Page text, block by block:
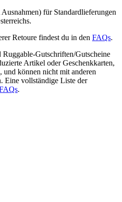
für Standardlieferungen
Retoure findest du in den FAQs.
Gutschriften/Gutscheine
Artikel oder Geschenkkarten,
und können nicht mit anderen
Eine vollständige Liste der
.